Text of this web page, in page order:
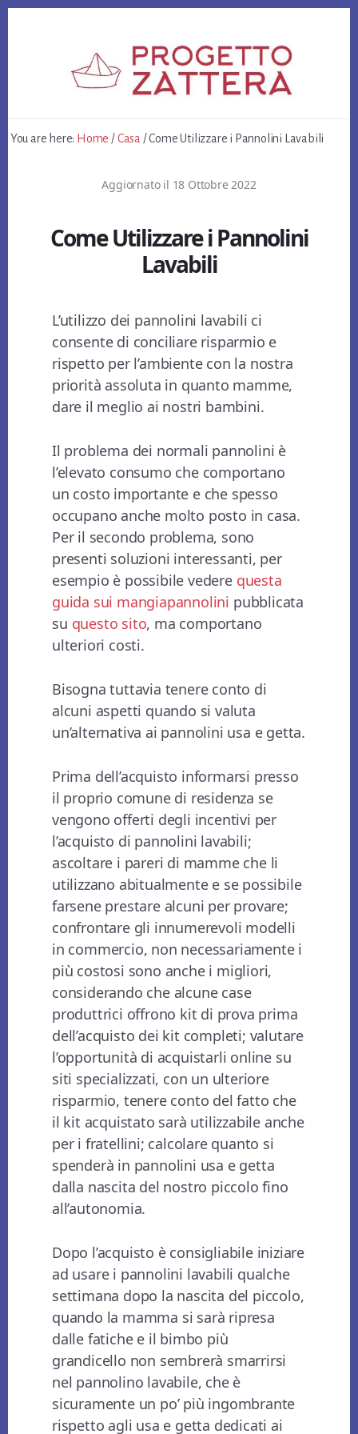
You are here: Home /Casa /Come Utilizzare i Pannolini Lavabili
Aggiornato il 18 Ottobre 2022
Come Utilizzare i Pannolini
Lavabili
L’utilizzo dei pannolini lavabili ci
consente di conciliare risparmio e
rispetto per l’ambiente con la nostra
priorità assoluta in quanto mamme,
dare il meglio ai nostri bambini.
Il problema dei normali pannolini è
l’elevato consumo che comportano
un costo importante e che spesso
occupano anche molto posto in casa.
Per il secondo problema, sono
presenti soluzioni interessanti, per
esempio è possibile vedere questa
guida sui mangiapannolini pubblicata
su questo sito, ma comportano
ulteriori costi.
Bisogna tuttavia tenere conto di
alcuni aspetti quando si valuta
un’alternativa ai pannolini usa e getta.
Prima dell’acquisto informarsi presso
il proprio comune di residenza se
vengono offerti degli incentivi per
l’acquisto di pannolini lavabili;
ascoltare i pareri di mamme che li
utilizzano abitualmente e se possibile
farsene prestare alcuni per provare;
confrontare gli innumerevoli modelli
in commercio, non necessariamente i
più costosi sono anche i migliori,
considerando che alcune case
produttrici offrono kit di prova prima
dell’acquisto dei kit completi; valutare
l’opportunità di acquistarli online su
siti specializzati, con un ulteriore
risparmio, tenere conto del fatto che
il kit acquistato sarà utilizzabile anche
per i fratellini; calcolare quanto si
spenderà in pannolini usa e getta
dalla nascita del nostro piccolo fino
all’autonomia.
Dopo l’acquisto è consigliabile iniziare
ad usare i pannolini lavabili qualche
settimana dopo la nascita del piccolo,
quando la mamma si sarà ripresa
dalle fatiche e il bimbo più
grandicello non sembrerà smarrirsi
nel pannolino lavabile, che è
sicuramente un po’ più ingombrante
rispetto agli usa e getta dedicati ai